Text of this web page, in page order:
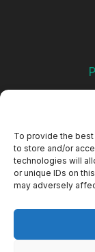
To provide the
to store and/or
technologies will
or unique IDs on
may adversely